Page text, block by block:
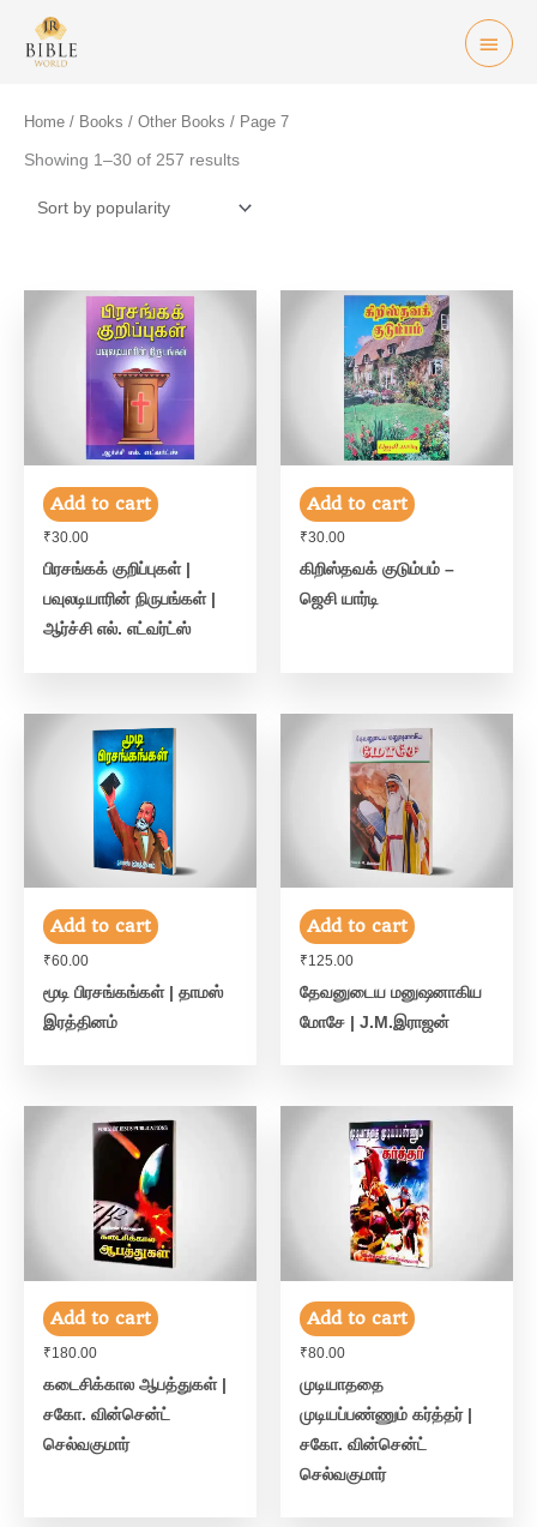
Home / Books / Other Books / Page 7
Showing 1–30 of 257 results
Add to cart
₹30.00
பிரசங்கக் குறிப்புகள் |
பவுலடியாரின் நிருபங்கள் |
ஆர்ச்சி எல். எட்வர்ட்ஸ்
Add to cart
₹30.00
கிறிஸ்தவக் குடும்பம் –
ஜெசி யார்டி
Add to cart
₹60.00
மூடி பிரசங்கங்கள் | தாமஸ்
இரத்தினம்
Add to cart
₹125.00
தேவனுடைய மனுஷனாகிய
மோசே | J.M.இராஜன்
Add to cart
₹180.00
கடைசிக்கால ஆபத்துகள் |
சகோ. வின்சென்ட்
செல்வகுமார்
Add to cart
₹80.00
முடியாததை
முடியப்பண்ணும் கர்த்தர் |
சகோ. வின்சென்ட்
செல்வகுமார்